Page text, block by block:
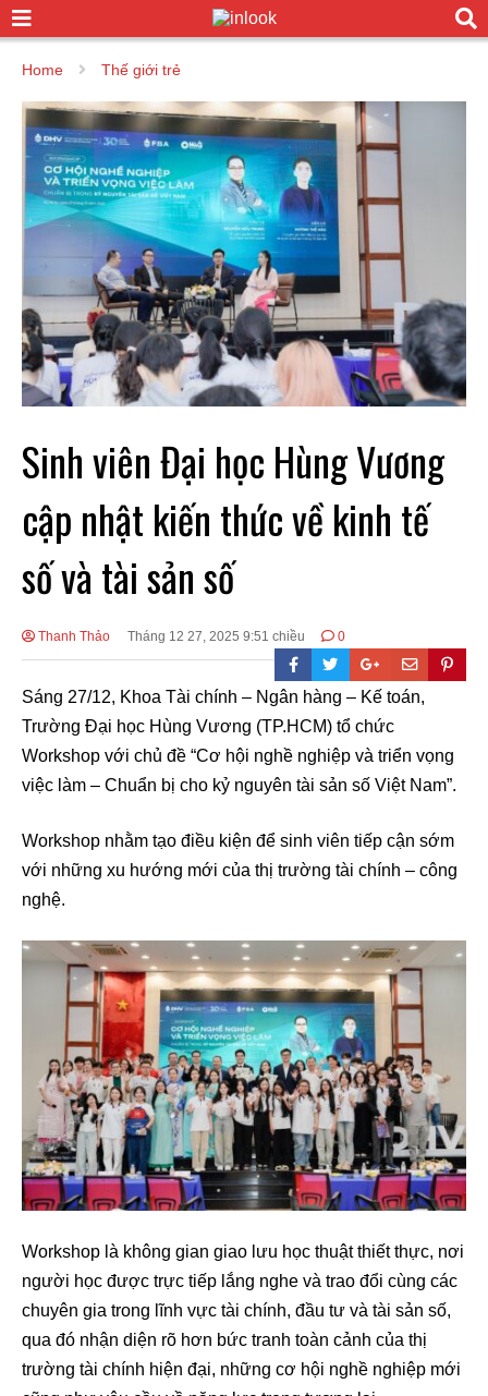
Home Thế giới trẻ
Sinh viên Đại học Hùng Vương
cập nhật kiến thức về kinh tế
số và tài sản số
Thanh Thảo Tháng 12 27, 2025 9:51 chiều 0
Sáng 27/12, Khoa Tài chính – Ngân hàng – Kế toán,
Trường Đại học Hùng Vương (TP.HCM) tổ chức
Workshop với chủ đề “Cơ hội nghề nghiệp và triển vọng
việc làm – Chuẩn bị cho kỷ nguyên tài sản số Việt Nam”.
Workshop nhằm tạo điều kiện để sinh viên tiếp cận sớm
với những xu hướng mới của thị trường tài chính – công
nghệ.
Workshop là không gian giao lưu học thuật thiết thực, nơi
người học được trực tiếp lắng nghe và trao đổi cùng các
chuyên gia trong lĩnh vực tài chính, đầu tư và tài sản số,
qua đó nhận diện rõ hơn bức tranh toàn cảnh của thị
trường tài chính hiện đại, những cơ hội nghề nghiệp mới